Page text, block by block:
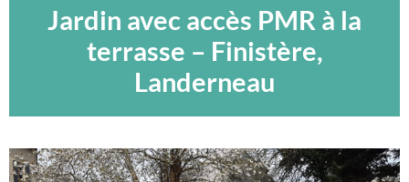
Jardin avec accès PMR à la
terrasse – Finistère,
Landerneau